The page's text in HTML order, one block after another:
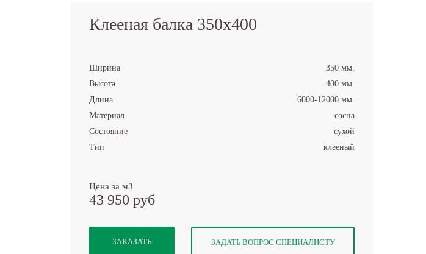
Клееная балка 350x400
Ширина
350 мм.
Высота
400 мм.
Длина
6000-12000 мм.
Материал
сосна
Состояние
сухой
Тип
клееный
Цена за м3
43 950 руб
ЗАКАЗАТЬ ЗАДАТЬ ВОПРОС СПЕЦИАЛИСТУ